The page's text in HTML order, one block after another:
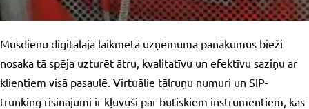
Mūsdienu digitālajā laikmetā uzņēmuma panākumus bieži
nosaka tā spēja uzturēt ātru, kvalitatīvu un efektīvu saziņu ar
klientiem visā pasaulē. Virtuālie tālruņu numuri un SIP-
trunking risinājumi ir kļuvuši par būtiskiem instrumentiem, kas